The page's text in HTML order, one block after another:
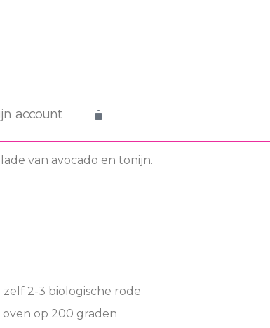
account
van avocado en tonijn.
2-3 biologische rode
oven op 200 graden